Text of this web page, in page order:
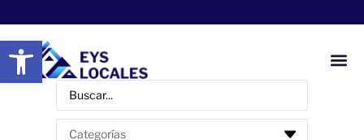
Abrir barra de herramientas